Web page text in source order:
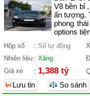
V8 bền bỉ
ấn tượng.
phong
options
Hộp số : Số tự động
Nhiên liệu : Xăng
Giá xe
: 1,388 tỷ
Lưu tin
So sánh